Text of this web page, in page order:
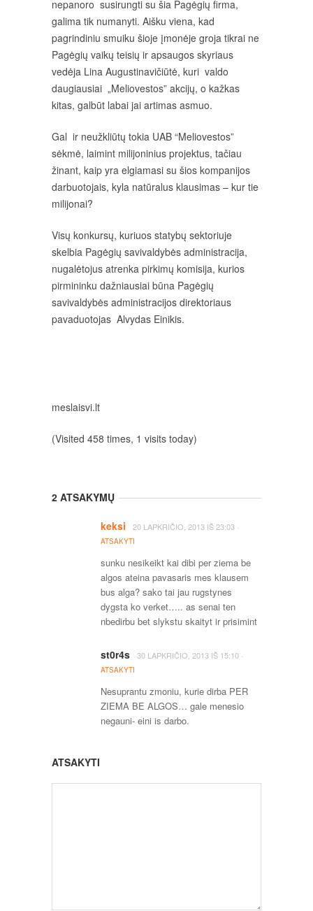
nepanoro susirungti su šia Pagėgių firma,
galima tik numanyti. Aišku viena, kad
pagrindiniu smuiku šioje įmonėje groja tikrai ne
Pagėgių vaikų teisių ir apsaugos skyriaus
vedėja Lina Augustinavičiūtė, kuri valdo
daugiausiai „Meliovestos” akcijų, o kažkas
kitas, galbūt labai jai artimas asmuo.
Gal ir neužkliūtų tokia UAB “Meliovestos”
sėkmė, laimint milijoninius projektus, tačiau
žinant, kaip yra elgiamasi su šios kompanijos
darbuotojais, kyla natūralus klausimas – kur tie
milijonai?
Visų konkursų, kuriuos statybų sektoriuje
skelbia Pagėgių savivaldybės administracija,
nugalėtojus atrenka pirkimų komisija, kurios
pirmininku dažniausiai būna Pagėgių
savivaldybės administracijos direktoriaus
pavaduotojas Alvydas Einikis.
meslaisvi.lt
(Visited 458 times, 1 visits today)
2 ATSAKYMŲ
keksi 20 LAPKRIČIO, 2013 IŠ 23:03 ·
ATSAKYTI
sunku nesikeikt kai dibi per ziema be
algos ateina pavasaris mes klausem
bus alga? sako tai jau rugstynes
dygsta ko verket….. as senai ten
nbedirbu bet slykstu skaityt ir prisimint
st0r4s 30 LAPKRIČIO, 2013 IŠ 15:10 ·
ATSAKYTI
Nesuprantu zmoniu, kurie dirba PER
ZIEMA BE ALGOS… gale menesio
negauni- eini is darbo.
ATSAKYTI